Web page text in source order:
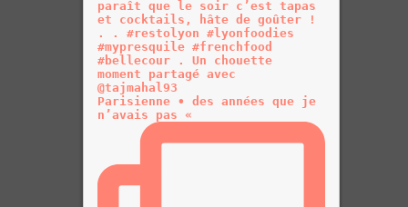
Parisienne • des années que je
n’avais pas «